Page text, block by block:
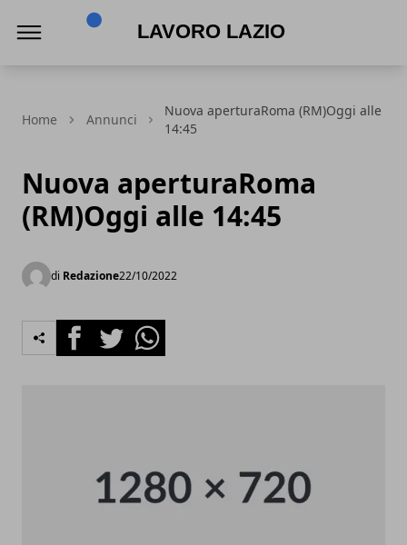
Home Annunci
Nuova aperturaRoma (RM)Oggi alle
14:45
Nuova aperturaRoma
(RM)Oggi alle 14:45
di Redazione22/10/2022
FacebookTwitterWhatsapp